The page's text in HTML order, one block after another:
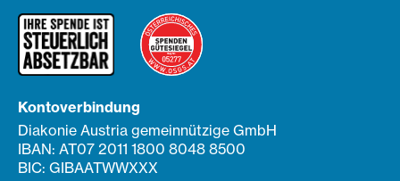
Kontoverbindung
Diakonie Austria gemeinnützige GmbH
IBAN: AT07 2011 1800 8048 8500
BIC: GIBAATWWXXX